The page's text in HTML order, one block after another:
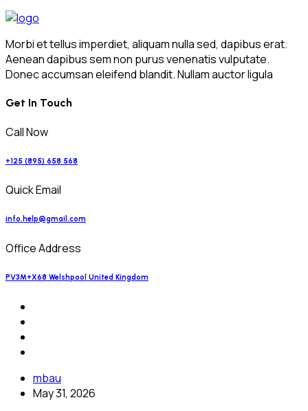
Morbi et tellus imperdiet, aliquam nulla sed, dapibus erat.
Aenean dapibus sem non purus venenatis vulputate.
Donec accumsan eleifend blandit. Nullam auctor ligula
Get In Touch
Call Now
+125 (895) 658 568
Quick Email
info.help@gmail.com
Office Address
PV3M+X68 Welshpool United Kingdom
mbau
May 31, 2026